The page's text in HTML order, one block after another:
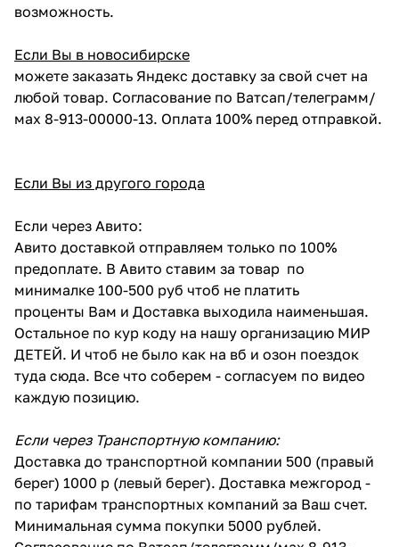
возможность.
Если Вы в новосибирске
можете заказать Яндекс доставку за свой счет на
любой товар. Согласование по Ватсап/телеграмм/
мах 8-913-00000-13. Оплата 100% перед отправкой.
Если Вы из другого города
Если через Авито:
Авито доставкой отправляем только по 100%
предоплате. В Авито ставим за товар по
минималке 100-500 руб чтоб не платить
проценты Вам и Доставка выходила наименьшая.
Остальное по кур коду на нашу организацию МИР
ДЕТЕЙ. И чтоб не было как на вб и озон поездок
туда сюда. Все что соберем - согласуем по видео
каждую позицию.
Если через Транспортную компанию:
Доставка до транспортной компании 500 (правый
берег) 1000 р (левый берег). Доставка межгород -
по тарифам транспортных компаний за Ваш счет.
Минимальная сумма покупки 5000 рублей.